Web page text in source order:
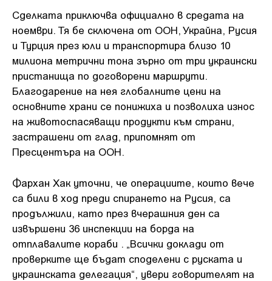
Сделката приключва официално в средата на
ноември. Тя бе сключена от ООН, Украйна, Русия
и Турция през юли и транспортира близо 10
милиона метрични тона зърно от три украински
пристанища по договорени маршрути.
Благодарение на нея глобалните цени на
основните храни се понижиха и позволиха износ
на животоспасяващи продукти към страни,
застрашени от глад, припомнят от
Пресцентъра на ООН.
Фархан Хак уточни, че операциите, които вече
са били в ход преди спирането на Русия, са
продължили, като през вчерашния ден са
извършени 36 инспекции на борда на
отплавалите кораби . „Всички доклади от
проверките ще бъдат споделени с руската и
украинската делегация“, увери говорителят на